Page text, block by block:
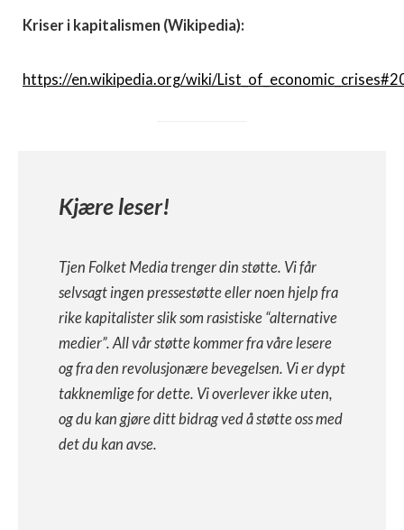
Kriser i kapitalismen (Wikipedia):
https://en.wikipedia.org/wiki/
Kjære leser!
Tjen Folket Media trenger din støtte. Vi får
selvsagt ingen pressestøtte eller noen hjelp fra
rike kapitalister slik som rasistiske “alternative
medier”. All vår støtte kommer fra våre lesere
og fra den revolusjonære bevegelsen. Vi er dypt
takknemlige for dette. Vi overlever ikke uten,
og du kan gjøre ditt bidrag ved å støtte oss med
det du kan avse.